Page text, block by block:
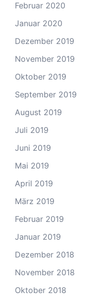
Februar 2020
Januar 2020
Dezember 2019
November 2019
Oktober 2019
September 2019
August 2019
Juli 2019
Juni 2019
Mai 2019
April 2019
März 2019
Februar 2019
Januar 2019
Dezember 2018
November 2018
Oktober 2018